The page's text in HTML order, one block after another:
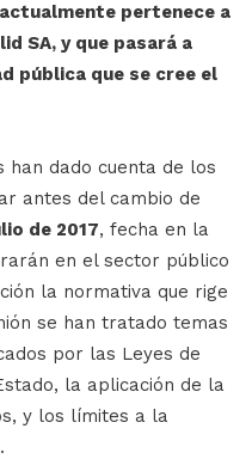
pertenece a
SA, y que pasará a
pública que se cree el
han dado cuenta de los
antes del cambio de
de 2017, fecha en la
en el sector público
la normativa que rige
se han tratado temas
por las Leyes de
la aplicación de la
y los límites a la